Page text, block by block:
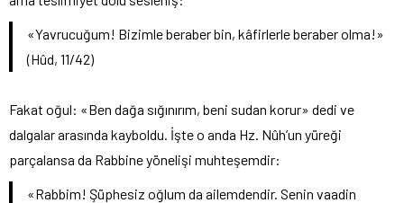
«Yavrucuğum! Bizimle beraber bin, kâfirlerle beraber olma!»
(Hûd, 11/42)
Fakat oğul: «Ben dağa sığınırım, beni sudan korur» dedi ve
dalgalar arasında kayboldu. İşte o anda Hz. Nûh’un yüreği
parçalansa da Rabbine yönelişi muhteşemdir:
«Rabbim! Şüphesiz oğlum da ailemdendir. Senin vaadin